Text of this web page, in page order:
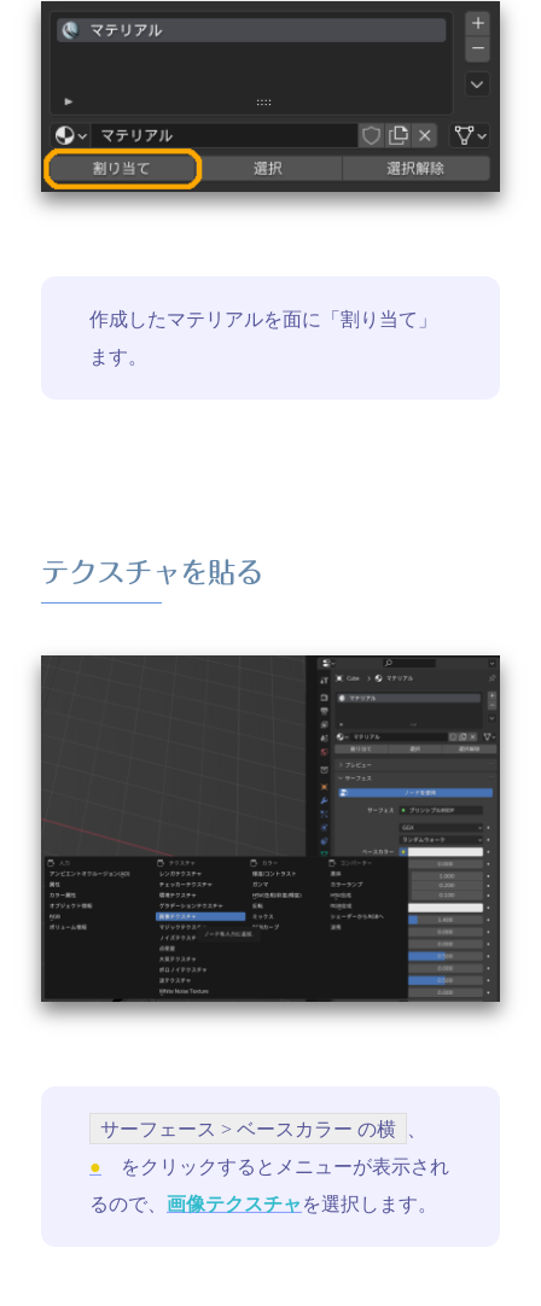
作成したマテリアルを面に「割り当て」
ます。
テクスチャを貼る
サーフェース > ベースカラー の横
● をクリックするとメニューが表示され
るので、 画像テクスチャ を選択します。